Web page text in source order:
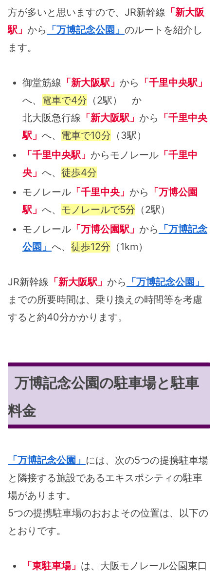
方が多いと思いますので、JR新幹線 「新大阪
駅」 から 「万博記念公園」 のルートを紹介し
ます。
御堂筋線 「新大阪駅」 から
「千里中央駅」
へ、 電車で4分 （2駅） か
北大阪急行線 「新大阪駅」 から
「千里中央
駅」 へ、 電車で10分 （3駅）
「千里中央駅」 からモノレール 「千里中
央」 へ、 徒歩4分
モノレール 「千里中央」 から
「万博公園
駅」 へ、 モノレールで5分 （2駅）
モノレール 「万博公園駅」 から
「万博記念
公園」 へ、 徒歩12分 （1km）
JR新幹線 「新大阪駅」 から
「万博記念公園」
までの所要時間は、乗り換えの時間等を考慮
すると約40分かかります。
万博記念公園の駐車場と駐車
料金
「万博記念公園」 には、次の5つの提携駐車場
と隣接する施設であるエキスポシティの駐車
場があります。
5つの提携駐車場のおおよその位置は、以下の
とおりです。
「東駐車場」 は、大阪モノレール公園東口